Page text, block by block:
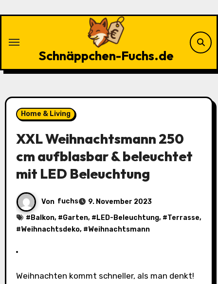
Schnäppchen-Fuchs.de
Home & Living
XXL Weihnachtsmann 250
cm aufblasbar & beleuchtet
mit LED Beleuchtung
Von fuchs
9. November 2023
# Balkon, #Garten, # LED-Beleuchtung, #Terrasse,
#Weihnachtsdeko, #Weihnachtsmann
Weihnachten kommt schneller, als man denkt!